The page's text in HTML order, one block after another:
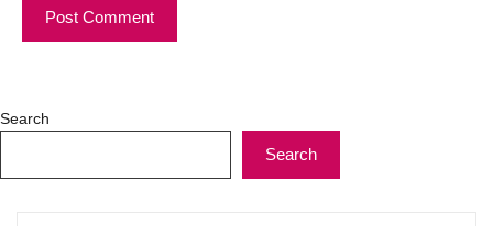
Search
Search